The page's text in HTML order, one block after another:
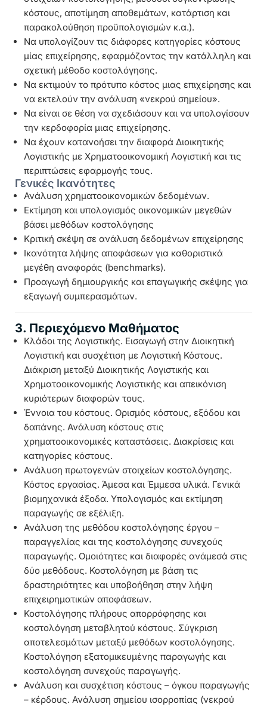
κόστους, αποτίμηση αποθεμάτων, κατάρτιση και
παρακολούθηση προϋπολογισμών κ.α.).
Να υπολογίζουν τις διάφορες κατηγορίες κόστους
μίας επιχείρησης, εφαρμόζοντας την κατάλληλη και
σχετική μέθοδο κοστολόγησης.
Να εκτιμούν το πρότυπο κόστος μιας επιχείρησης και
να εκτελούν την ανάλυση «νεκρού σημείου».
Να είναι σε θέση να σχεδιάσουν και να υπολογίσουν
την κερδοφορία μιας επιχείρησης.
Να έχουν κατανοήσει την διαφορά Διοικητικής
Λογιστικής με Χρηματοοικονομική Λογιστική και τις
περιπτώσεις εφαρμογής τους.
Γενικές Ικανότητες
Ανάλυση χρηματοοικονομικών δεδομένων.
Εκτίμηση και υπολογισμός οικονομικών μεγεθών
βάσει μεθόδων κοστολόγησης
Κριτική σκέψη σε ανάλυση δεδομένων επιχείρησης
Ικανότητα λήψης αποφάσεων για καθοριστικά
μεγέθη αναφοράς (benchmarks).
Προαγωγή δημιουργικής και επαγωγικής σκέψης για
εξαγωγή συμπερασμάτων.
3. Περιεχόμενο Μαθήματος
Κλάδοι της Λογιστικής. Εισαγωγή στην Διοικητική
Λογιστική και συσχέτιση με Λογιστική Κόστους.
Διάκριση μεταξύ Διοικητικής Λογιστικής και
Χρηματοοικονομικής Λογιστικής και απεικόνιση
κυριότερων διαφορών τους.
Έννοια του κόστους. Ορισμός κόστους, εξόδου και
δαπάνης. Ανάλυση κόστους στις
χρηματοοικονομικές καταστάσεις. Διακρίσεις και
κατηγορίες κόστους.
Ανάλυση πρωτογενών στοιχείων κοστολόγησης.
Κόστος εργασίας. Άμεσα και Έμμεσα υλικά. Γενικά
βιομηχανικά έξοδα. Υπολογισμός και εκτίμηση
παραγωγής σε εξέλιξη.
Ανάλυση της μεθόδου κοστολόγησης έργου –
παραγγελίας και της κοστολόγησης συνεχούς
παραγωγής. Ομοιότητες και διαφορές ανάμεσά στις
δύο μεθόδους. Κοστολόγηση με βάση τις
δραστηριότητες και υποβοήθηση στην λήψη
επιχειρηματικών αποφάσεων.
Κοστολόγησης πλήρους απορρόφησης και
κοστολόγηση μεταβλητού κόστους. Σύγκριση
αποτελεσμάτων μεταξύ μεθόδων κοστολόγησης.
Κοστολόγηση εξατομικευμένης παραγωγής και
κοστολόγηση συνεχούς παραγωγής.
Ανάλυση και συσχέτιση κόστους – όγκου παραγωγής
– κέρδους. Ανάλυση σημείου ισορροπίας (νεκρού